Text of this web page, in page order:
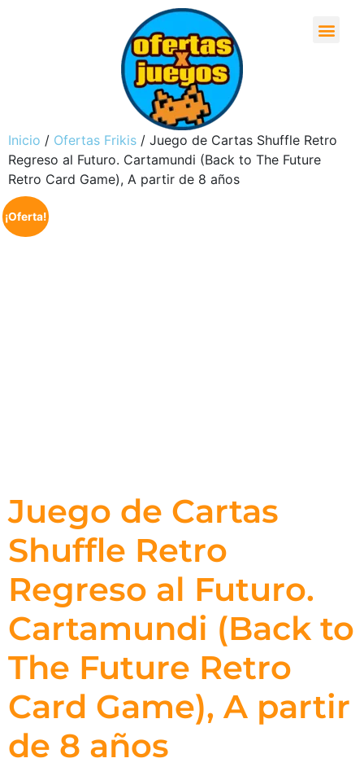
Inicio / Ofertas Frikis / Juego de Cartas Shuffle Retro
Regreso al Futuro. Cartamundi (Back to The Future
Retro Card Game), A partir de 8 años
¡Oferta!
Juego de Cartas
Shuffle Retro
Regreso al Futuro.
Cartamundi (Back to
The Future Retro
Card Game), A partir
de 8 años